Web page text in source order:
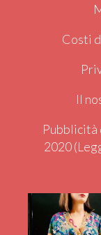
Costi
Il
Pubblicità
2020